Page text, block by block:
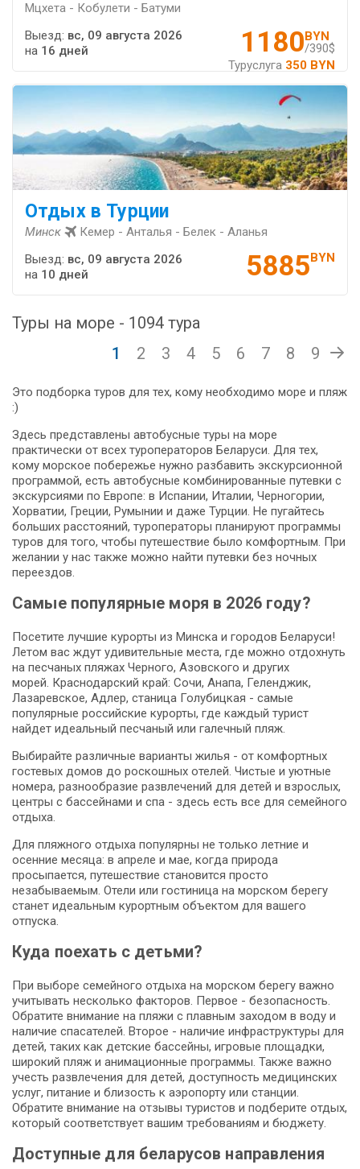
Мцхета - Кобулети - Батуми
1180BYN
/390$
Туруслуга 350 BYN
Выезд: вс, 09 августа 2026
на 16 дней
Отдых в Турции
Минск Кемер - Анталья - Белек - Аланья
5885BYN
Выезд: вс, 09 августа 2026
на 10 дней
Туры на море - 1094 тура
1
2 3 4 5 6 7 8 9
Это подборка туров для тех, кому необходимо море и пляж
:)
Здесь представлены автобусные туры на море
практически от всех туроператоров Беларуси. Для тех,
кому морское побережье нужно разбавить экскурсионной
программой, есть автобусные комбинированные путевки с
экскурсиями по Европе: в Испании, Италии, Черногории,
Хорватии, Греции, Румынии и даже Турции. Не пугайтесь
больших расстояний, туроператоры планируют программы
туров для того, чтобы путешествие было комфортным. При
желании у нас также можно найти путевки без ночных
переездов.
Самые популярные моря в 2026 году?
Посетите лучшие курорты из Минска и городов Беларуси!
Летом вас ждут удивительные места, где можно отдохнуть
на песчаных пляжах Черного, Азовского и других
морей. Краснодарский край: Сочи, Анапа, Геленджик,
Лазаревское, Адлер, станица Голубицкая - самые
популярные российские курорты, где каждый турист
найдет идеальный песчаный или галечный пляж.
Выбирайте различные варианты жилья - от комфортных
гостевых домов до роскошных отелей. Чистые и уютные
номера, разнообразие развлечений для детей и взрослых,
центры с бассейнами и спа - здесь есть все для семейного
отдыха.
Для пляжного отдыха популярны не только летние и
осенние месяца: в апреле и мае, когда природа
просыпается, путешествие становится просто
незабываемым. Отели или гостиница на морском берегу
станет идеальным курортным объектом для вашего
отпуска.
Куда поехать с детьми?
При выборе семейного отдыха на морском берегу важно
учитывать несколько факторов. Первое - безопасность.
Обратите внимание на пляжи с плавным заходом в воду и
наличие спасателей. Второе - наличие инфраструктуры для
детей, таких как детские бассейны, игровые площадки,
широкий пляж и анимационные программы. Также важно
учесть развлечения для детей, доступность медицинских
услуг, питание и близость к аэропорту или станции.
Обратите внимание на отзывы туристов и подберите отдых,
который соответствует вашим требованиям и бюджету.
Доступные для беларусов направления